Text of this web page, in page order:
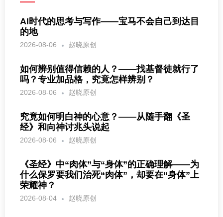
AI时代的思考与写作——宝马不会自己到达目
的地
2026-08-06 赵晓原创
如何辨别值得信赖的人？——找基督徒就行了
吗？专业加品格，究竟怎样辨别？
2026-08-06 赵晓原创
究竟如何明白神的心意？——从随手翻《圣
经》和向神讨兆头说起
2026-08-06 赵晓原创
《圣经》中“肉体”与“身体”的正确理解——为
什么保罗要我们治死“肉体”，却要在“身体”上
荣耀神？
2026-08-04 赵晓原创